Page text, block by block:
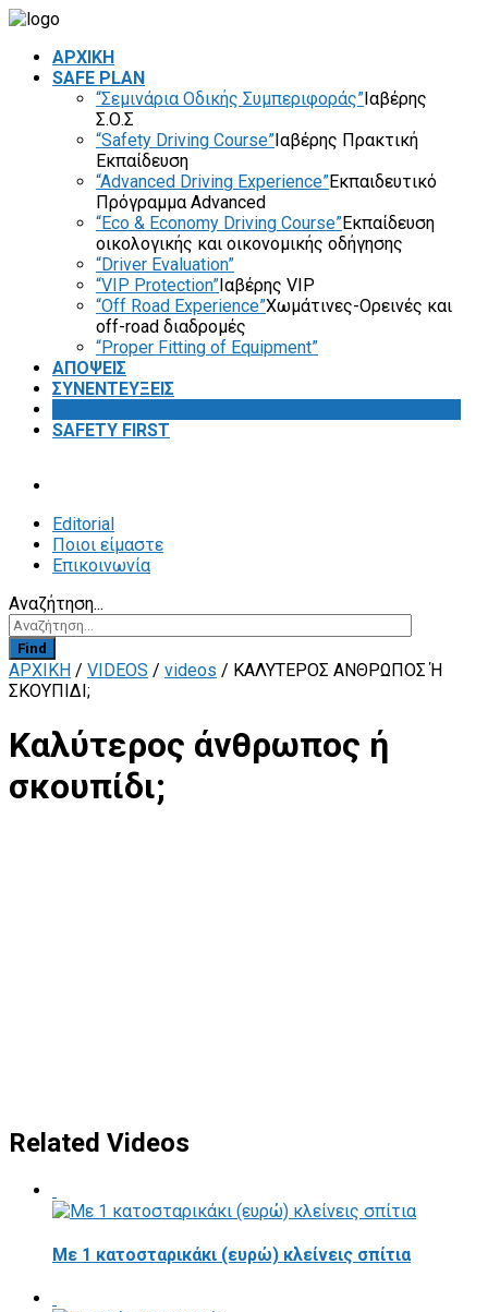
ΑΡΧΙΚΗ
SAFE PLAN
“Σεμινάρια Οδικής Συμπεριφοράς”Ιαβέρης
Σ.Ο.Σ
“Safety Driving Course”Ιαβέρης Πρακτική
Εκπαίδευση
“Advanced Driving Experience”Εκπαιδευτικό
Πρόγραμμα Advanced
“Eco & Economy Driving Course”Εκπαίδευση
οικολογικής και οικονομικής οδήγησης
“Driver Evaluation”
“VIP Protection”Ιαβέρης VIP
“Off Road Experience”Χωμάτινες-Ορεινές και
off-road διαδρομές
“Proper Fitting of Equipment”
ΑΠΟΨΕΙΣ
ΣΥΝΕΝΤΕΥΞΕΙΣ
SAFETY FIRST
Editorial
Ποιοι είμαστε
Επικοινωνία
Αναζήτηση...
Find
ΑΡΧΙΚΗ / VIDEOS / videos / ΚΑΛΎΤΕΡΟΣ ΆΝΘΡΩΠΟΣ Ή Σ
ΚΟΥΠΊΔΙ;
Καλύτερος άνθρωπος ή
σκουπίδι;
Related Videos
Με 1 κατοσταρικάκι (ευρώ) κλείνεις σπίτια